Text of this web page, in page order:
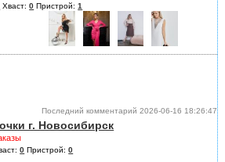
Хваст:0 Пристрой:1
Последний комментарий 2026-06-16 18:26:47
г. Новосибирск
0 Пристрой:0